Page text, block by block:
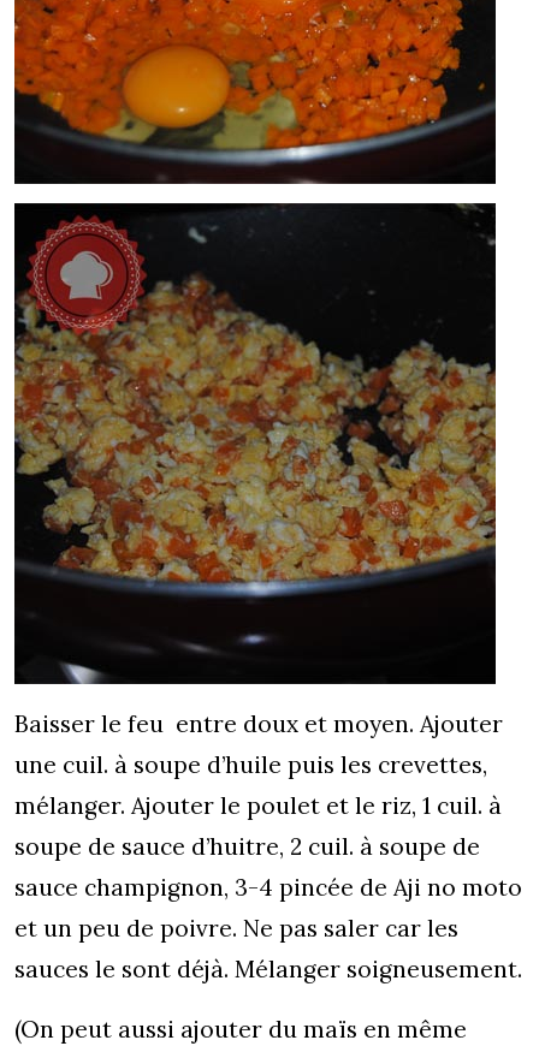
Baisser le feu entre doux et moyen. Ajouter
une cuil. à soupe d’huile puis les crevettes,
mélanger. Ajouter le poulet et le riz, 1 cuil. à
soupe de sauce d’huitre, 2 cuil. à soupe de
sauce champignon, 3-4 pincée de Aji no moto
et un peu de poivre. Ne pas saler car les
sauces le sont déjà. Mélanger soigneusement.
(On peut aussi ajouter du maïs en même